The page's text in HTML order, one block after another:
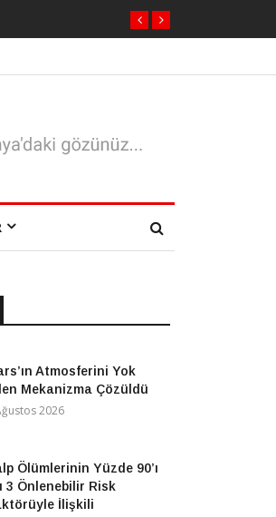
Atmosferini Yok
Mekanizma Çözüldü
2026
Ölümlerinin Yüzde 90’ı
3 Önlenebilir Risk
İlişkili